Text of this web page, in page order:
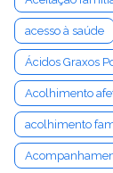
acesso à saúde
Ácidos Graxos
Acolhimento
acolhimento